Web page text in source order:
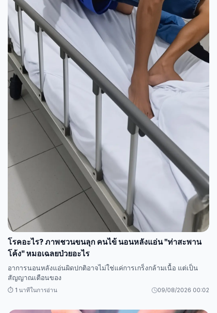
โรคอะไร? ภาพชวนขนลุก คนไข้ นอนหลังแอ่น "ท่าสะพาน
โค้ง" หมอเฉลยป่วยอะไร
อาการนอนหลังแอ่นผิดปกติอาจไม่ใช่แค่การเกร็งกล้ามเนื้อ แต่เป็น
สัญญาณเตือนของ
⏱️ 1 นาทีในการอ่าน 09/08/2026 00:02